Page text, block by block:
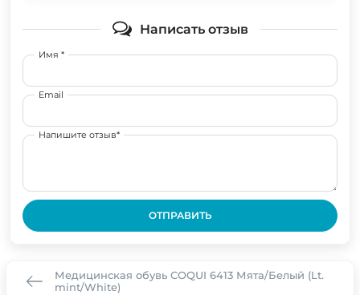
Написать отзыв
Имя *
Email
Напишите отзыв*
ОТПРАВИТЬ
Медицинская обувь COQUI 6413 Мята/Белый (Lt.
mint/White)